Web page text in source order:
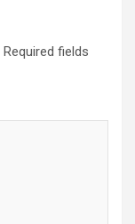
Required fields